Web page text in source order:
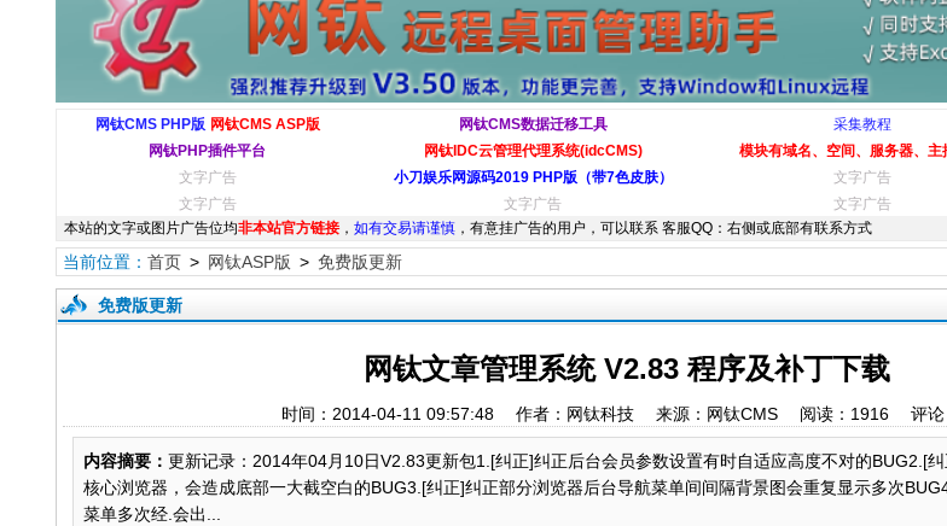
网钛CMS PHP版 网钛CMS ASP版 网钛CMS数据迁移工具 采集教程
网钛PHP插件平台
网钛IDC云管理代理系统(idcCMS) 模块有域名、空间、服务器、主
文字广告
小刀娱乐网源码2019 PHP版（带7色皮肤） 文字广告
文字广告
文字广告 文字广告
本站的文字或图片广告位均非本站官方链接， 如有交易请谨慎，有意挂广告的用户，可以联系 客服QQ：右侧或底部有联系方式
当前位置： 首页> 网钛ASP版 > 免费版更新
免费版更新
网钛文章管理系统 V2.83 程序及补丁下载
时间：2014-04-11 09:57:48 作者：网钛科技 来源：网钛CMS 阅读： 1916 评论
内容摘要： 更新记录：2014年04月10日V2.83更新包1.[纠正]纠正后台会员参数设置有时自适应高度不对的BUG2.[
核心浏览器，会造成底部一大截空白的BUG3.[纠正]纠正部分浏览器后台导航菜单间间隔背景图会重复显示多次
菜单多次经.会出...